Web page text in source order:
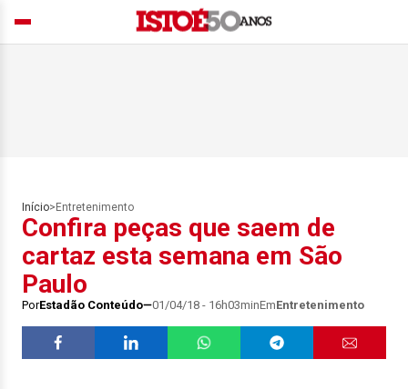
Início> Entretenimento
Confira peças que saem de
cartaz esta semana em São
Paulo
PorEstadão Conteúdo 01/04/18 - 16h03minEmEntretenimento